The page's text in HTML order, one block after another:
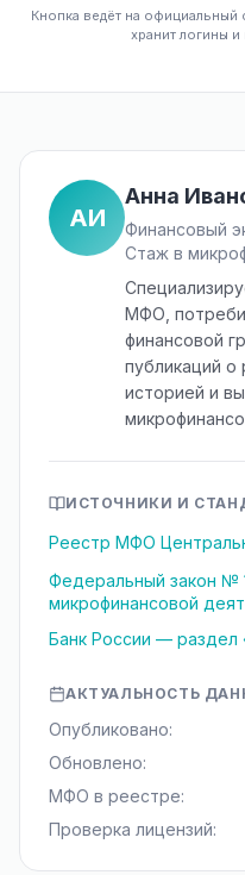
Кнопка ведёт на
хранит логины
АИ
Анна
Финансовый
Стаж в
МФО,
финансовой
публикаций о
историей и
ИСТОЧНИКИ И
Реестр МФО
Федеральный закон №
микрофинансовой
Банк России — раздел
АКТУАЛЬНОСТЬ
Опубликовано:
Обновлено:
МФО в реестре:
Проверка лицензий: